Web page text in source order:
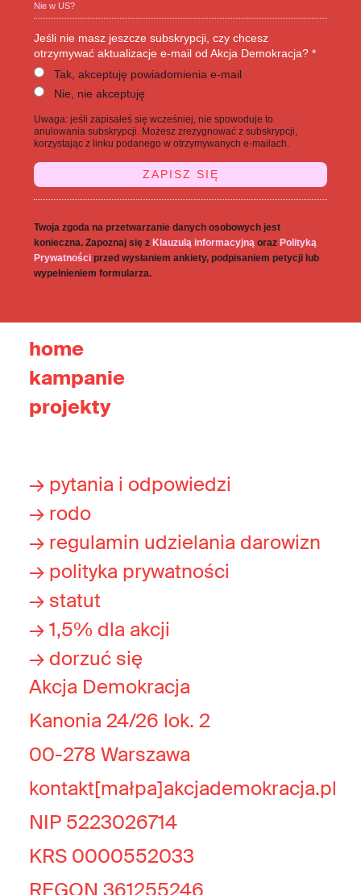
Nie wUS?
Jeśli nie masz jeszcze subskrypcji, czy chcesz
otrzymywać aktualizacje e-mail od Akcja Demokracja? *
Tak, akceptuję powiadomienia e-mail
Nie, nie akceptuję
Uwaga: jeśli zapisałeś się wcześniej, nie spowoduje to
anulowania subskrypcji. Możesz zrezygnować z subskrypcji,
korzystając z linku podanego w otrzymywanych e-mailach.
Twoja zgoda na przetwarzanie danych osobowych jest
konieczna. Zapoznaj się z Klauzulą informacyjną oraz Polityką
Prywatności przed wysłaniem ankiety, podpisaniem petycji lub
wypełnieniem formularza.
home
kampanie
projekty
→ pytania i odpowiedzi
→ rodo
→ regulamin udzielania darowizn
→ polityka prywatności
→ statut
→ 1,5% dla akcji
→ dorzuć się
Akcja Demokracja
Kanonia 24/26 lok. 2
00-278 Warszawa
kontakt[małpa]akcjademokracja.pl
NIP 5223026714
KRS 0000552033
REGON 361255246